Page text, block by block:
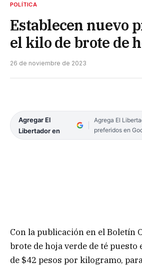
POLÍTICA
Establecen nuevo
el kilo de brote de
26 de noviembre de 2023
Agregar El
Libertador en
Agrega El
preferidos en
Con la publicación en el Boletín
brote de hoja verde de té puesto
de $42 pesos por kilogramo,